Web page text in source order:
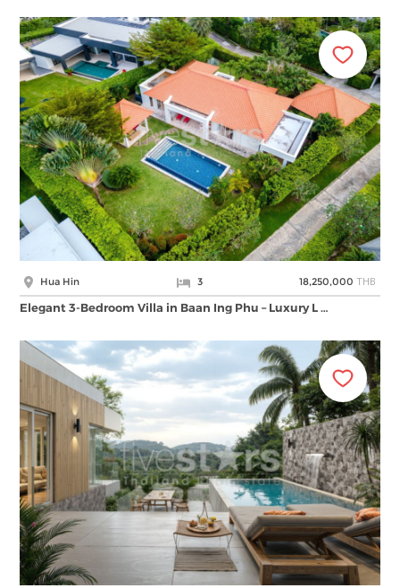
Hua Hin 3 18,250,000 THB
Elegant 3-Bedroom Villa in Baan Ing Phu – Luxury L …